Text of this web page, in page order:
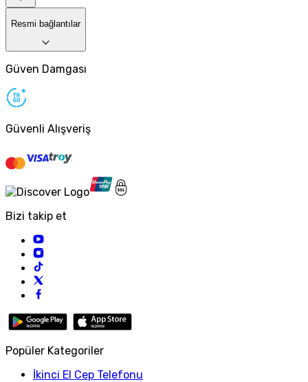
Resmi bağlantılar
Güven Damgası
Güvenli Alışveriş
Bizi takip et
Popüler Kategoriler
İkinci El Cep Telefonu